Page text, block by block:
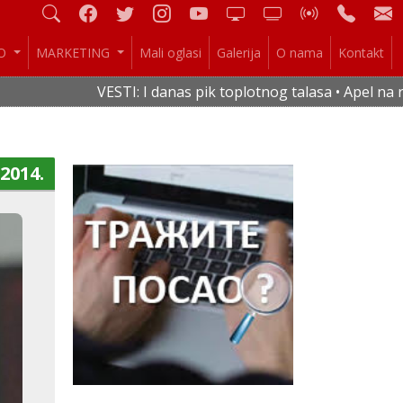
MARKETING Mali oglasi Galerija O nama Kontakt
VESTI: I danas pik toplotnog talasa • Apel na